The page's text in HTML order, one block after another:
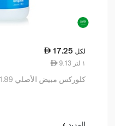
17.25 لكل
9.13 ١ لتر
كلوركس مبيض الأصلي 1.89 لتر